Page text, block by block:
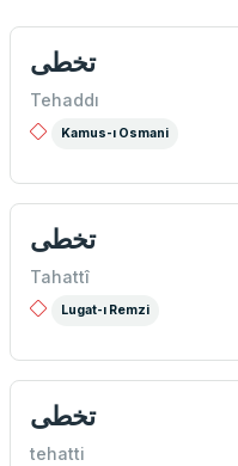
تخطی
Tehaddı
Kamus-ı Osmani
تخطی
Tahattî
Lugat-ı Remzi
تخطی
tehatti